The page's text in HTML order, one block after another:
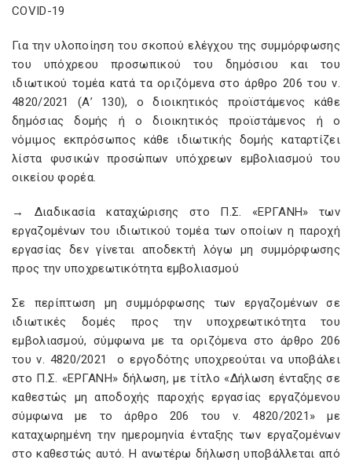
COVID-19
Για την υλοποίηση του σκοπού ελέγχου της συμμόρφωσης
του υπόχρεου προσωπικού του δημόσιου και του
ιδιωτικού τομέα κατά τα οριζόμενα στο άρθρο 206 του ν.
4820/2021 (Α’ 130), ο διοικητικός προϊστάμενος κάθε
δημόσιας δομής ή ο διοικητικός προϊστάμενος ή ο
νόμιμος εκπρόσωπος κάθε ιδιωτικής δομής καταρτίζει
λίστα φυσικών προσώπων υπόχρεων εμβολιασμού του
οικείου φορέα.
→ Διαδικασία καταχώρισης στο Π.Σ. «ΕΡΓΑΝΗ» των
εργαζομένων του ιδιωτικού τομέα των οποίων η παροχή
εργασίας δεν γίνεται αποδεκτή λόγω μη συμμόρφωσης
προς την υποχρεωτικότητα εμβολιασμού
Σε περίπτωση μη συμμόρφωσης των εργαζομένων σε
ιδιωτικές δομές προς την υποχρεωτικότητα του
εμβολιασμού, σύμφωνα με τα οριζόμενα στο άρθρο 206
του ν. 4820/2021 ο εργοδότης υποχρεούται να υποβάλει
στο Π.Σ. «ΕΡΓΑΝΗ» δήλωση, με τίτλο «Δήλωση ένταξης σε
καθεστώς μη αποδοχής παροχής εργασίας εργαζόμενου
σύμφωνα με το άρθρο 206 του ν. 4820/2021» με
καταχωρημένη την ημερομηνία ένταξης των εργαζομένων
στο καθεστώς αυτό. Η ανωτέρω δήλωση υποβάλλεται από